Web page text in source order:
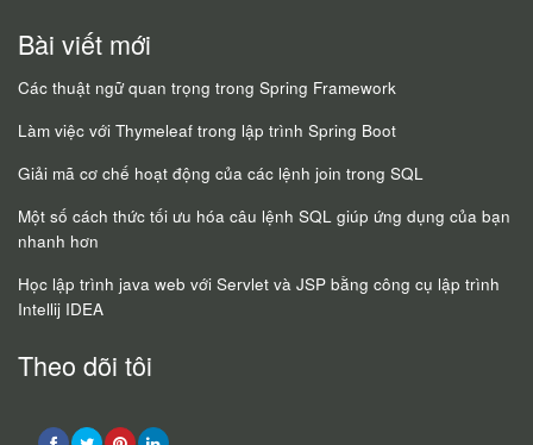
Bài viết mới
Các thuật ngữ quan trọng trong Spring Framework
Làm việc với Thymeleaf trong lập trình Spring Boot
Giải mã cơ chế hoạt động của các lệnh join trong SQL
Một số cách thức tối ưu hóa câu lệnh SQL giúp ứng dụng của bạn
nhanh hơn
Học lập trình java web với Servlet và JSP bằng công cụ lập trình
Intellij IDEA
Theo dõi tôi